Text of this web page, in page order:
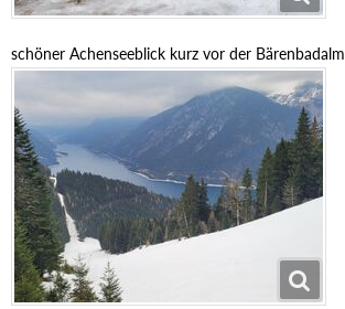
schöner Achenseeblick kurz vor der Bärenbadalm